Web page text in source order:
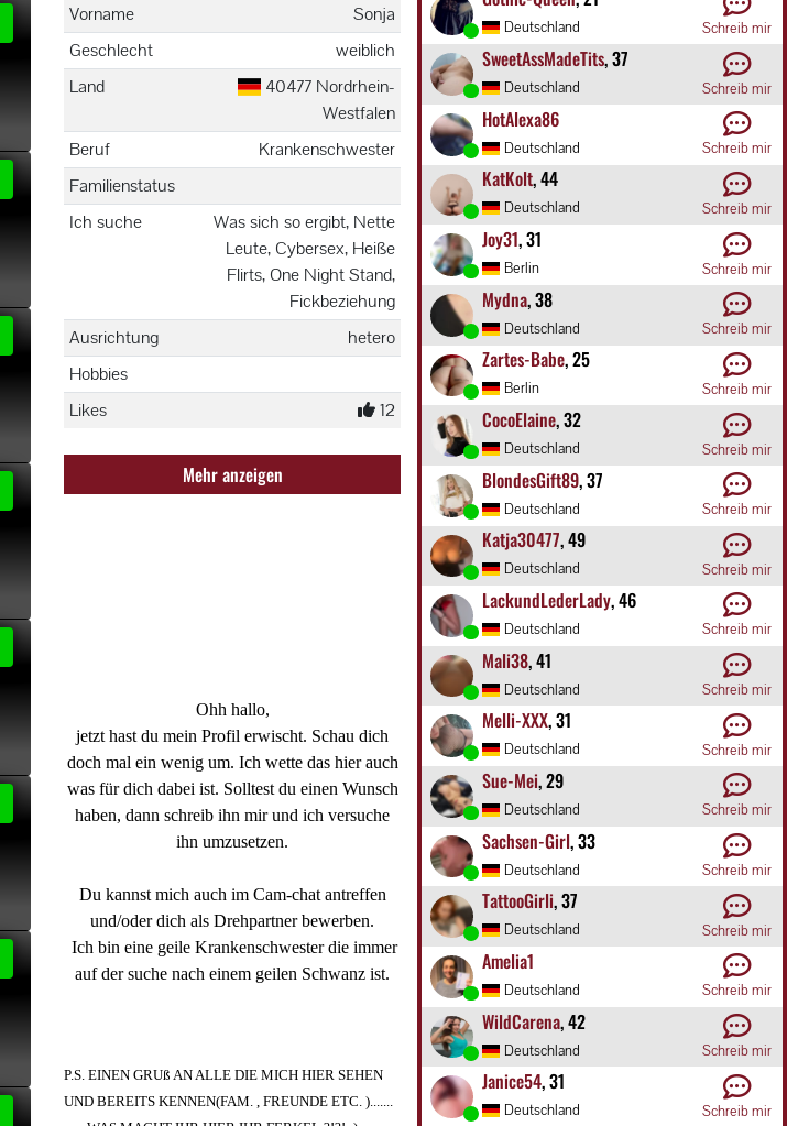
Vorname
Sonja
Geschlecht
weiblich
Land
40477 Nordrhein-
Westfalen
Beruf
Krankenschwester
Familienstatus
Ich suche
Was sich so ergibt, Nette
Leute, Cybersex, Heiße
Flirts, One Night Stand,
Fickbeziehung
Ausrichtung
hetero
Hobbies
Likes
12
Mehr anzeigen
Ohh hallo,
jetzt hast du mein Profil erwischt. Schau dich
doch mal ein wenig um. Ich wette das hier auch
was für dich dabei ist. Solltest du einen Wunsch
haben, dann schreib ihn mir und ich versuche
ihn umzusetzen.
Du kannst mich auch im Cam-chat antreffen
und/oder dich als Drehpartner bewerben.
Ich bin eine geile Krankenschwester die immer
auf der suche nach einem geilen Schwanz ist.
P.S. EINEN GRUß AN ALLE DIE MICH HIER SEHEN
UND BEREITS KENNEN(FAM. , FREUNDE ETC. ).......
Deutschland Schreib mir
SweetAssMadeTits, 37
Deutschland Schreib mir
HotAlexa86
Deutschland Schreib mir
KatKolt, 44
Deutschland Schreib mir
Joy31, 31
Berlin Schreib mir
Mydna, 38
Deutschland Schreib mir
Zartes-Babe, 25
Berlin Schreib mir
CocoElaine, 32
Deutschland Schreib mir
BlondesGift89, 37
Deutschland Schreib mir
Katja30477, 49
Deutschland Schreib mir
LackundLederLady, 46
Deutschland Schreib mir
Mali38, 41
Deutschland Schreib mir
Melli-XXX, 31
Deutschland Schreib mir
Sue-Mei, 29
Deutschland Schreib mir
Sachsen-Girl, 33
Deutschland Schreib mir
TattooGirli, 37
Deutschland Schreib mir
Amelia1
Deutschland Schreib mir
WildCarena, 42
Deutschland Schreib mir
Janice54, 31
Deutschland Schreib mir